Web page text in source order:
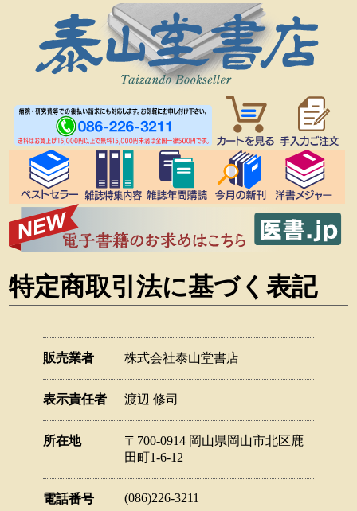
特定商取引法に基づく表記
販売業者 株式会社泰山堂書店
表示責任者 渡辺 修司
所在地
〒700-0914 岡山県岡山市北区鹿
田町1-6-12
電話番号 (086)226-3211